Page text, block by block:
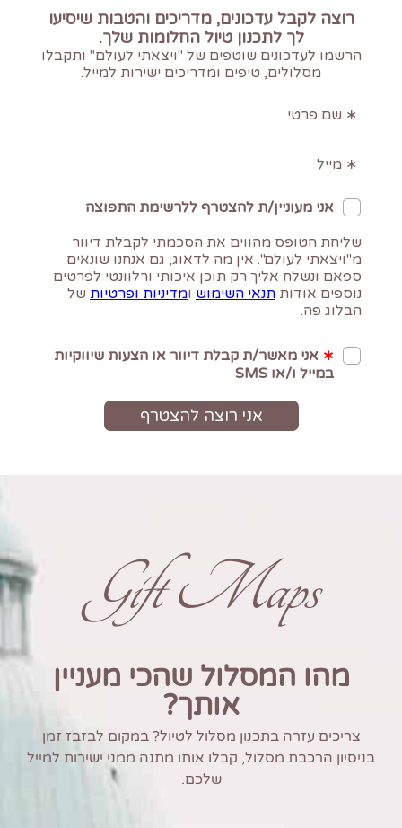
Gift Maps
מהו המסלול שהכי מעניין
אותך?
צריכים עזרה בתכנון מסלול לטיול? במקום לבזבז זמן
בניסיון הרכבת מסלול, קבלו אותו מתנה ממני ישירות למייל
שלכם.